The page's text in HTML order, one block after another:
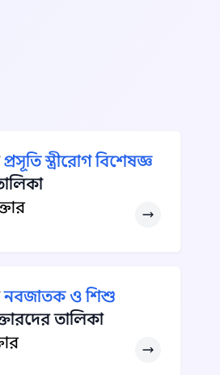
প্রসূতি স্ত্রীরোগ বিশেষজ্ঞ
নবজাতক ও শিশু
তালিকা